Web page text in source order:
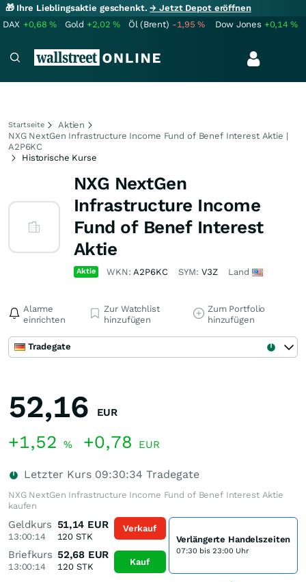
🎁 Ihre Lieblingsaktie geschenkt.→ Jetzt Depot eröffnen
DAX +0,68% Gold +2,02% Öl (Brent) -1,95% Dow Jones +0,14%
Startseite
Aktien
NXG NextGen Infrastructure Income Fund of Benef Interest Aktie |
A2P6KC
Historische Kurse
NXG NextGen
Infrastructure Income
Fund of Benef Interest
Aktie
Aktie WKN:A2P6KC SYM: V3Z Land
Alarme
einrichten
Zur Watchlist
hinzufügen
Zum Portfolio
hinzufügen
Tradegate
52,16 EUR
+1,52 % +0,78 EUR
Letzter Kurs 09:30:34 Tradegate
NXG NextGen Infrastructure Income Fund of Benef Interest Aktie
kaufen
Geldkurs
13:00:14
51,14 EUR
120 STK
Briefkurs
13:00:14
52,68 EUR
120STK
Verkauf
Kauf
Verlängerte Handelszeiten
07:30 bis 23:00 Uhr